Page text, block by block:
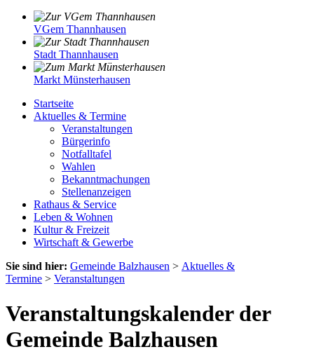
VGem Thannhausen
Stadt Thannhausen
Markt Münsterhausen
Startseite
Aktuelles & Termine
Veranstaltungen
Bürgerinfo
Notfalltafel
Wahlen
Bekanntmachungen
Stellenanzeigen
Rathaus & Service
Leben & Wohnen
Kultur & Freizeit
Wirtschaft & Gewerbe
Sie sind hier: Gemeinde Balzhausen > Aktuelles &
Termine > Veranstaltungen
Veranstaltungskalender der
Gemeinde Balzhausen